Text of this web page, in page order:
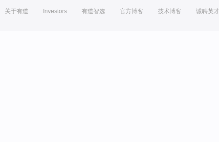
关于有道 Investors 有道智选 官方博客 技术博客 诚聘英才